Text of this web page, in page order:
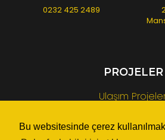
Bu websitesinde çerez
0232 425 2489
PROJELER
Ulaşım
Rekreasyon Alanı ve Anfi